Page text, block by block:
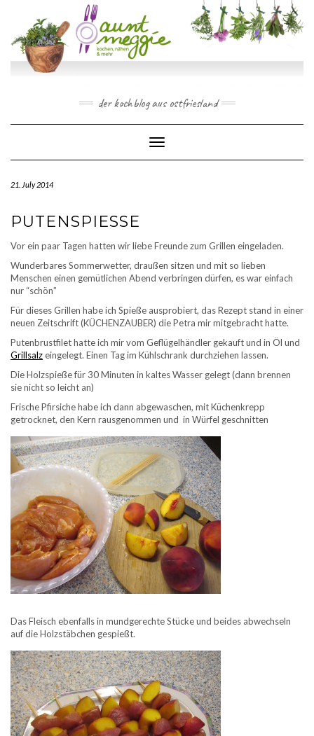
content
der kochblog aus ostfriesland
Toggle Navigation
21. July 2014
PUTENSPIESSE
Vor ein paar Tagen hatten wir liebe Freunde zum Grillen eingeladen.
Wunderbares Sommerwetter, draußen sitzen und mit so lieben
Menschen einen gemütlichen Abend verbringen dürfen, es war einfach
nur “schön”
Für dieses Grillen habe ich Spieße ausprobiert, das Rezept stand in einer
neuen Zeitschrift (KÜCHENZAUBER) die Petra mir mitgebracht hatte.
Putenbrustfilet hatte ich mir vom Geflügelhändler gekauft und in Öl und
Grillsalzeingelegt. Einen Tag im Kühlschrank durchziehen lassen.
Die Holzspieße für 30 Minuten in kaltes Wasser gelegt (dann brennen
sie nicht so leicht an)
Frische Pfirsiche habe ich dann abgewaschen, mit Küchenkrepp
getrocknet, den Kern rausgenommen und in Würfel geschnitten
Das Fleisch ebenfalls in mundgerechte Stücke und beides abwechseln
auf die Holzstäbchen gespießt.